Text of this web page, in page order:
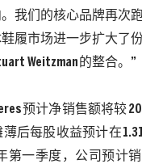
我们的核心品牌再次
履市场进一步扩大了
Weitzman 的整合。”
预计净销售额将较
后每股收益预计在 1.31
第一季度，公司预计